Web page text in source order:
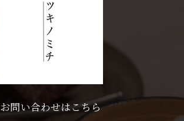
お問い合わせはこちら